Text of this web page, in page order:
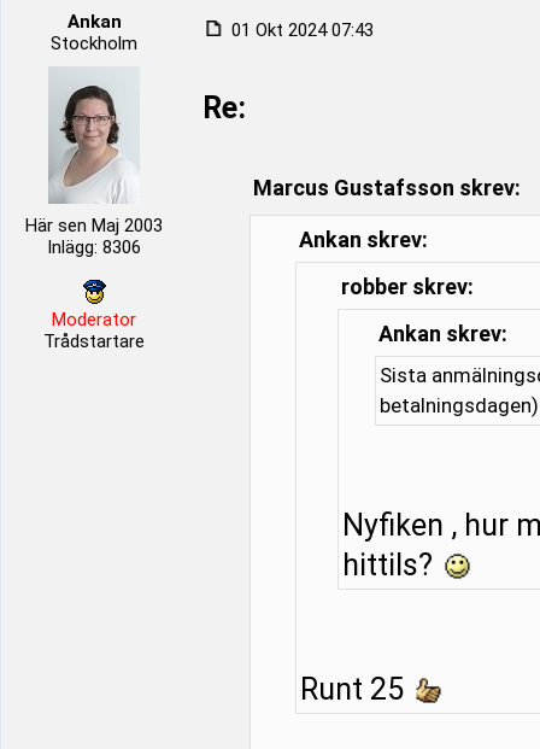
Ankan
Stockholm
Här sen Maj 2003
Inlägg: 8306
Moderator
Trådstartare
01 Okt 2024 07:43
Re:
Marcus Gustafsson skrev:
Ankan skrev:
robber skrev:
Ankan skrev:
Sista
Nyfiken , hur
hittils?
Runt 25